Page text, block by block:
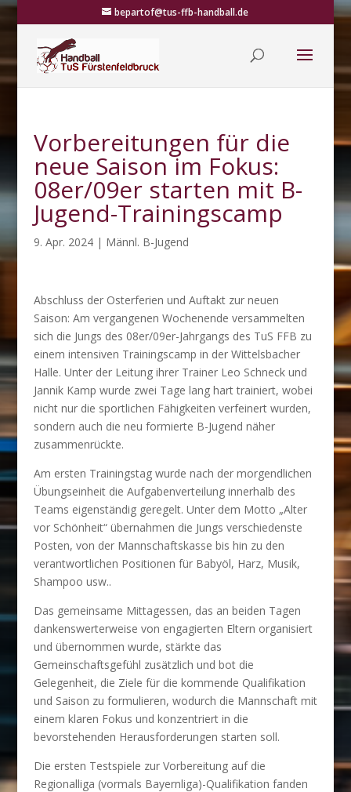
bepartof@tus-ffb-handball.de
Vorbereitungen für die
neue Saison im Fokus:
08er/09er starten mit B-
Jugend-Trainingscamp
9. Apr. 2024| Männl. B-Jugend
Abschluss der Osterferien und Auftakt zur neuen
Saison: Am vergangenen Wochenende versammelten
sich die Jungs des 08er/09er-Jahrgangs des TuS FFB zu
einem intensiven Trainingscamp in der Wittelsbacher
Halle. Unter der Leitung ihrer Trainer Leo Schneck und
Jannik Kamp wurde zwei Tage lang hart trainiert, wobei
nicht nur die sportlichen Fähigkeiten verfeinert wurden,
sondern auch die neu formierte B-Jugend näher
zusammenrückte.
Am ersten Trainingstag wurde nach der morgendlichen
Übungseinheit die Aufgabenverteilung innerhalb des
Teams eigenständig geregelt. Unter dem Motto „Alter
vor Schönheit“ übernahmen die Jungs verschiedenste
Posten, von der Mannschaftskasse bis hin zu den
verantwortlichen Positionen für Babyöl, Harz, Musik,
Shampoo usw..
Das gemeinsame Mittagessen, das an beiden Tagen
dankenswerterweise von engagierten Eltern organisiert
und übernommen wurde, stärkte das
Gemeinschaftsgefühl zusätzlich und bot die
Gelegenheit, die Ziele für die kommende Qualifikation
und Saison zu formulieren, wodurch die Mannschaft mit
einem klaren Fokus und konzentriert in die
bevorstehenden Herausforderungen starten soll.
Die ersten Testspiele zur Vorbereitung auf die
Regionalliga (vormals Bayernliga)-Qualifikation fanden